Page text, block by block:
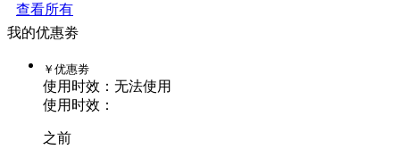
查看所有
我的优惠劵
￥ 优惠劵
使用时效： 无法使用
使用时效：
之前